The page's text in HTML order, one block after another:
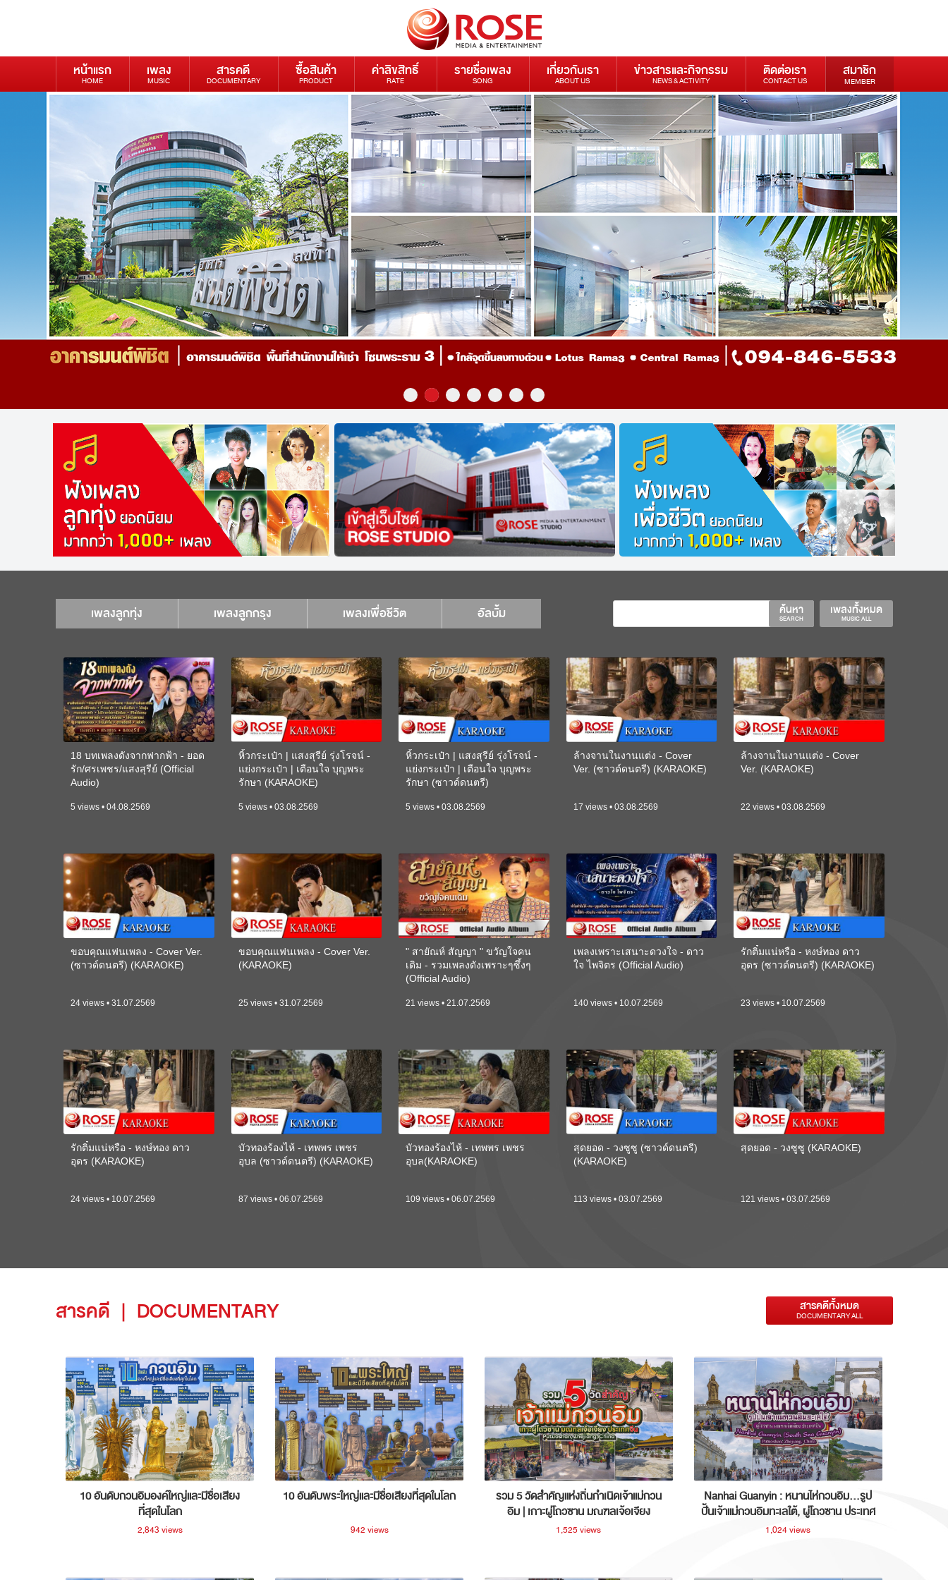
หน้าแรก
HOME
เพลง
MUSIC
สารคดี
DOCUMENTARY
ซื้อสินค้า
PRODUCT
ค่าลิขสิทธิ์
RATE
รายชื่อเพลง
SONG
เกี่ยวกับเรา
ABOUT US
ข่าวสารและกิจกรรม
NEWS & ACTIVITY
ติดต่อเรา
CONTACT US
สมาชิก
MEMBER
เพลงลูกทุ่ง เพลงลูกกรุง เพลงเพื่อชีวิต อัลบั้ม เพลงทั้งหมด
MUSIC ALL
ค้นหา
SEARCH
18 บทเพลงดังจากฟากฟ้า - ยอด
รัก/ศรเพชร/แสงสุรีย์ (Official
Audio)
5 views • 04.08.2569
หิ้วกระเป๋า | แสงสุรีย์ รุ่งโรจน์ -
แย่งกระเป๋า | เตือนใจ บุญพระ
รักษา (KARAOKE)
5 views • 03.08.2569
หิ้วกระเป๋า | แสงสุรีย์ รุ่งโรจน์ -
แย่งกระเป๋า | เตือนใจ บุญพระ
รักษา (ซาวด์ดนตรี)
5 views • 03.08.2569
ล้างจานในงานแต่ง - Cover
Ver. (ซาวด์ดนตรี) (KARAOKE)
17 views • 03.08.2569
ล้างจานในงานแต่ง - Cover
Ver. (KARAOKE)
22 views • 03.08.2569
ขอบคุณแฟนเพลง - Cover Ver.
(ซาวด์ดนตรี) (KARAOKE)
24 views • 31.07.2569
ขอบคุณแฟนเพลง - Cover Ver.
(KARAOKE)
25 views • 31.07.2569
" สายัณห์ สัญญา " ขวัญใจคน
เดิม - รวมเพลงดังเพราะๆซึ้งๆ
(Official Audio)
21 views • 21.07.2569
เพลงเพราะเสนาะดวงใจ - ดาว
ใจ ไพจิตร (Official Audio)
140 views • 10.07.2569
รักติ๋มแน่หรือ - หงษ์ทอง ดาว
อุดร (ซาวด์ดนตรี) (KARAOKE)
23 views • 10.07.2569
รักติ๋มแน่หรือ - หงษ์ทอง ดาว
อุดร (KARAOKE)
24 views • 10.07.2569
บัวทองร้องไห้ - เทพพร เพชร
อุบล (ซาวด์ดนตรี) (KARAOKE)
87 views • 06.07.2569
บัวทองร้องไห้ - เทพพร เพชร
อุบล(KARAOKE)
109 views • 06.07.2569
สุดยอด - วงซูซู (ซาวด์ดนตรี)
(KARAOKE)
113 views • 03.07.2569
สุดยอด - วงซูซู (KARAOKE)
121 views • 03.07.2569
สารคดี | DOCUMENTARY สารคดีทั้งหมด
DOCUMENTARY ALL
10 อันดับกวนอิมองค์ใหญ่และมีชื่อเสียง
ที่สุดในโลก
2,843 views
10 อันดับพระใหญ่และมีชื่อเสียงที่สุดในโลก
942 views
รวม 5 วัดสำคัญแห่งถิ่นกำเนิดเจ้าแม่กวน
อิม | เกาะผู่โถวซาน มณฑลเจ้อเจียง
ประเทศจีน
1,525 views
Nanhai Guanyin : หนานไห่กวนอิม...รูป
ปั้นเจ้าแม่กวนอิมทะเลใต้, ผู่โถวซาน ประเทศ
จีน
1,024 views